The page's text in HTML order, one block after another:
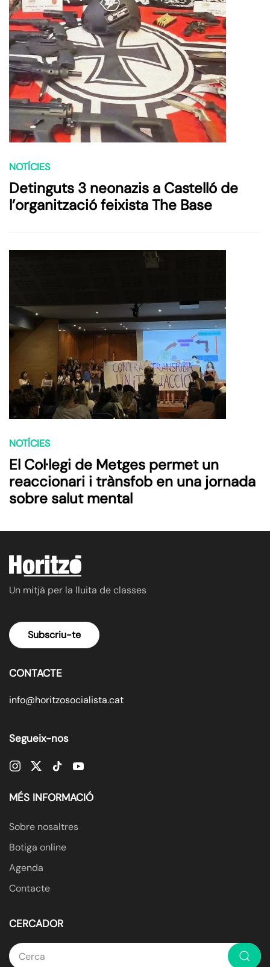
NOTÍCIES
Detinguts 3 neonazis a Castelló de
l’organització feixista The Base
NOTÍCIES
El Col·legi de Metges permet un
reaccionari i trànsfob en una jornada
sobre salut mental
Un mitjà per la lluita de classes
Subscriu-te
CONTACTE
info@horitzosocialista.cat
Segueix-nos
MÉS INFORMACIÓ
Sobre nosaltres
Botiga online
Agenda
Contacte
CERCADOR